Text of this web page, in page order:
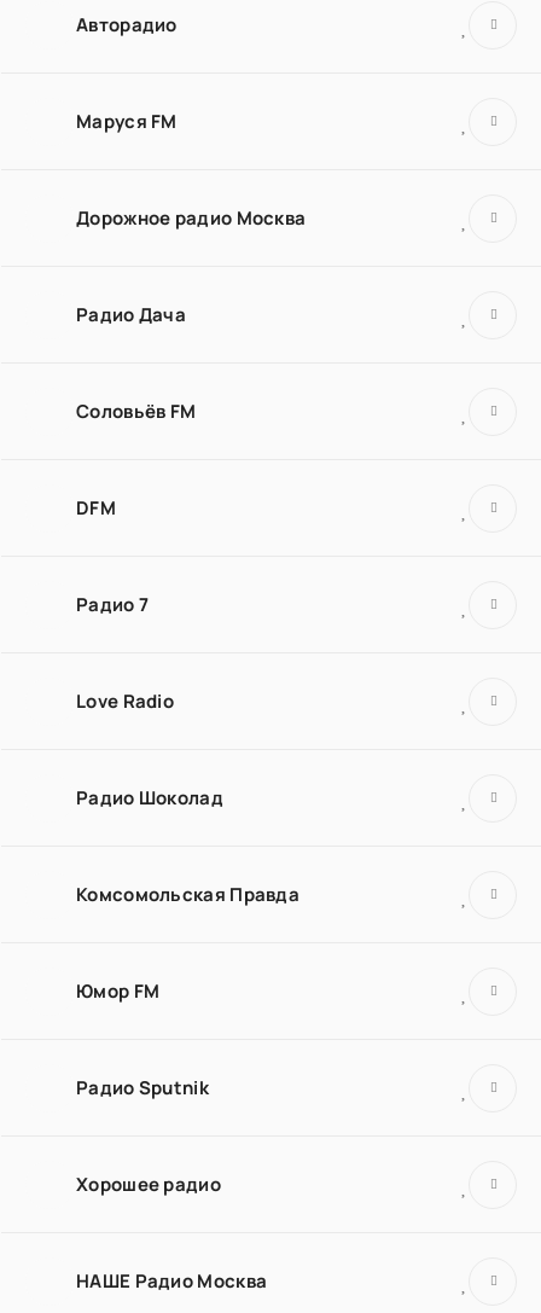
Авторадио
Маруся FM
Дорожное радио Москва
Радио Дача
Соловьёв FM
DFM
Радио 7
Love Radio
Радио Шоколад
Комсомольская Правда
Юмор FM
Радио Sputnik
Хорошее радио
НАШЕ Радио Москва